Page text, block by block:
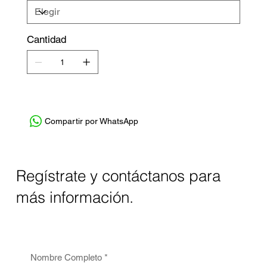
Cantidad
Compartir por WhatsApp
Regístrate y contáctanos para
más información.
Nombre Completo *